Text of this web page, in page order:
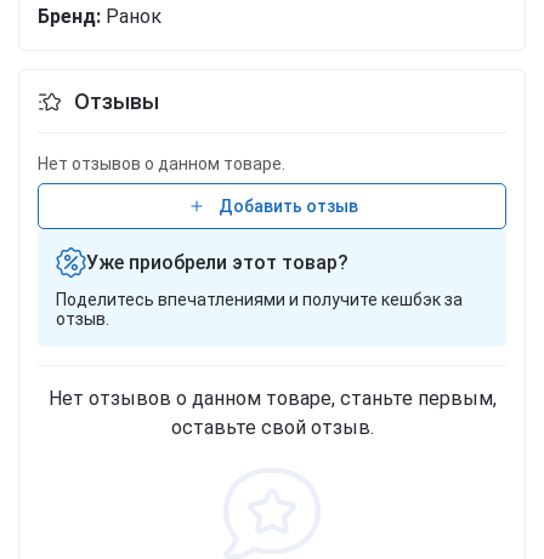
Бренд: Ранок
Отзывы
Нет отзывов о данном товаре.
Добавить отзыв
Уже приобрели этот товар?
Поделитесь впечатлениями и получите кешбэк за
отзыв.
Нет отзывов о данном товаре, станьте первым,
оставьте свой отзыв.